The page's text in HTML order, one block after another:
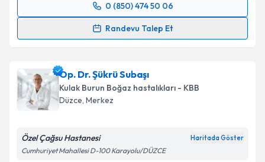
0 (850) 474 50 06
Randevu Talep Et
Randevu Takvimi Talebi
takvim hazırlandığında e-posta ile bilgilendireceğiz.
E-posta Adresiniz
Kişisel verilerimin işlenmesine ilişkin
Op. Dr. Şükrü Subaşı
Kulak Burun Boğaz hastalıkları - KBB
Düzce, Merkez
Özel Çağsu Hastanesi Haritada Göster
Cumhuriyet Mahallesi D-100 Karayolu/DÜZCE